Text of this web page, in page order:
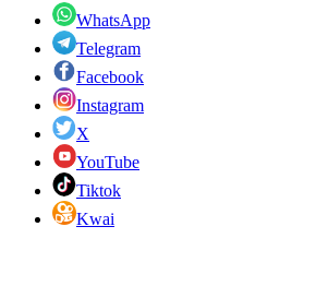
WhatsApp
Telegram
Facebook
Instagram
X
YouTube
Tiktok
Kwai